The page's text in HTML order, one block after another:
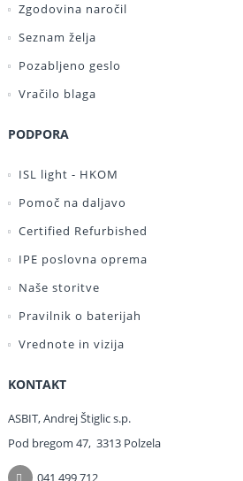
Zgodovina naročil
Seznam želja
Pozabljeno geslo
Vračilo blaga
PODPORA
ISL light - HKOM
Pomoč na daljavo
Certified Refurbished
IPE poslovna oprema
Naše storitve
Pravilnik o baterijah
Vrednote in vizija
KONTAKT
ASBIT, Andrej Štiglic s.p.
Pod bregom 47, 3313 Polzela
041 499 712